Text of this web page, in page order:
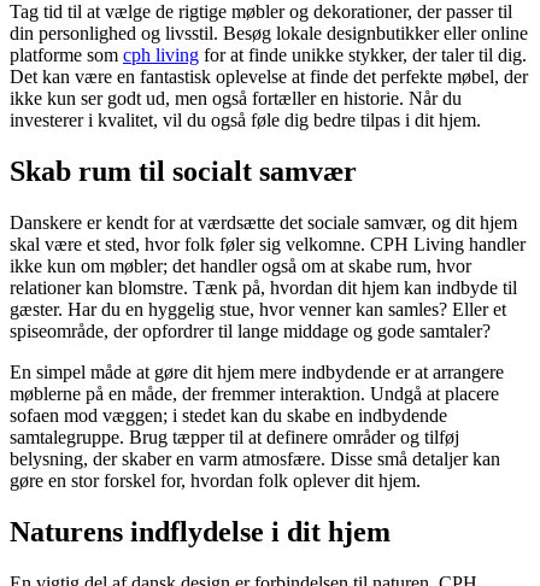
Tag tid til at vælge de rigtige møbler og dekorationer, der passer til
din personlighed og livsstil. Besøg lokale designbutikker eller online
platforme som cph living for at finde unikke stykker, der taler til dig.
Det kan være en fantastisk oplevelse at finde det perfekte møbel, der
ikke kun ser godt ud, men også fortæller en historie. Når du
investerer i kvalitet, vil du også føle dig bedre tilpas i dit hjem.
Skab rum til socialt samvær
Danskere er kendt for at værdsætte det sociale samvær, og dit hjem
skal være et sted, hvor folk føler sig velkomne. CPH Living handler
ikke kun om møbler; det handler også om at skabe rum, hvor
relationer kan blomstre. Tænk på, hvordan dit hjem kan indbyde til
gæster. Har du en hyggelig stue, hvor venner kan samles? Eller et
spiseområde, der opfordrer til lange middage og gode samtaler?
En simpel måde at gøre dit hjem mere indbydende er at arrangere
møblerne på en måde, der fremmer interaktion. Undgå at placere
sofaen mod væggen; i stedet kan du skabe en indbydende
samtalegruppe. Brug tæpper til at definere områder og tilføj
belysning, der skaber en varm atmosfære. Disse små detaljer kan
gøre en stor forskel for, hvordan folk oplever dit hjem.
Naturens indflydelse i dit hjem